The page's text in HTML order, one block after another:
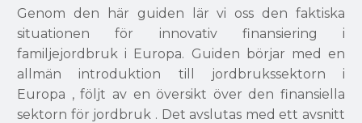
Genom den här guiden lär vi oss den faktiska
situationen för innovativ finansiering i
familjejordbruk i Europa. Guiden börjar med en
allmän introduktion till jordbrukssektorn i
Europa , följt av en översikt över den finansiella
sektorn för jordbruk . Det avslutas med ett avsnitt